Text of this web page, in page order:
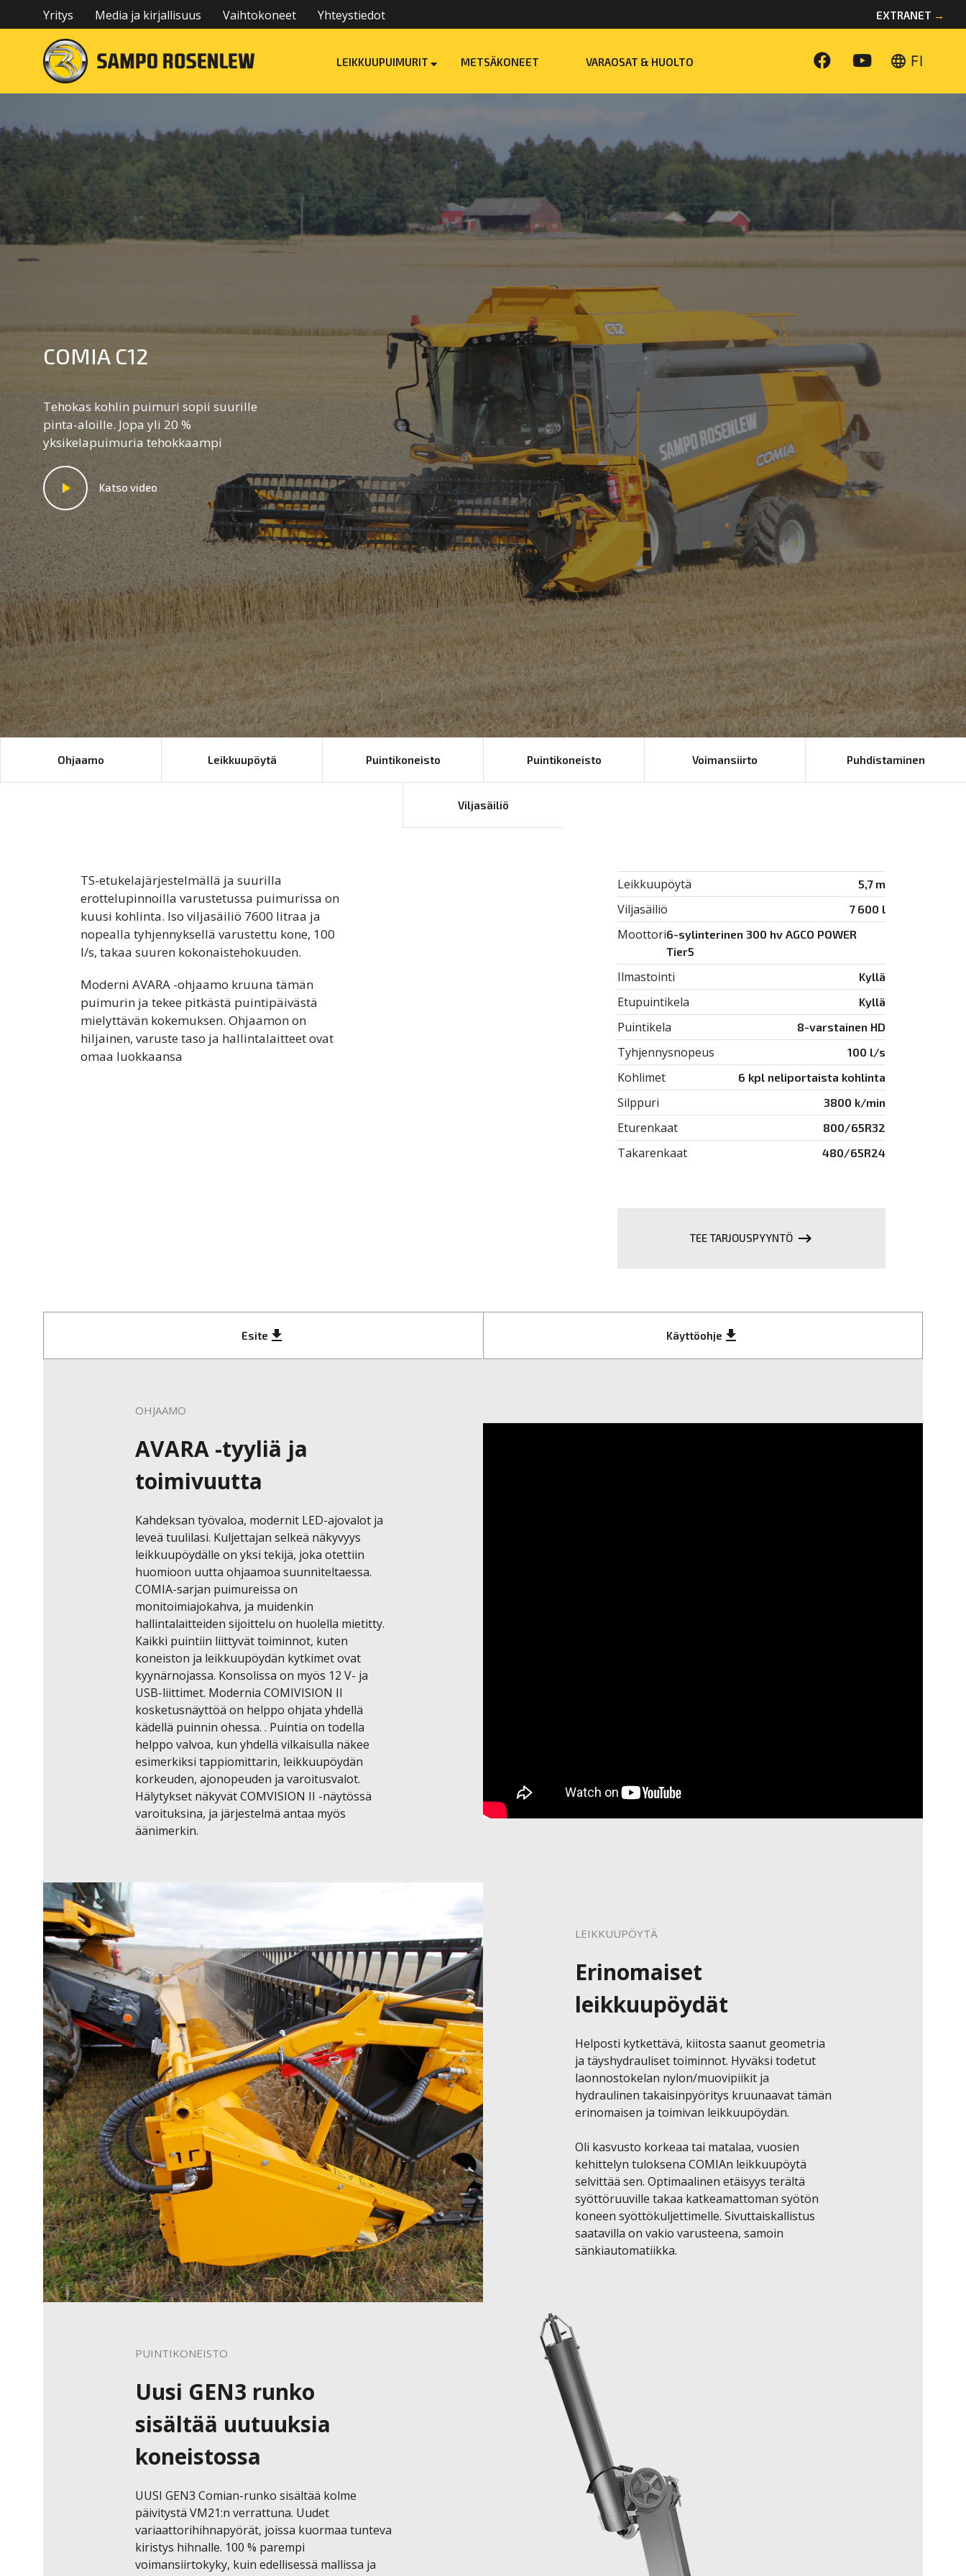
Yritys Media ja kirjallisuus Vaihtokoneet Yhteystiedot EXTRANET →
LEIKKUUPUIMURIT METSÄKONEET VARAOSAT & HUOLTO language FI
COMIA C12
Tehokas kohlin puimuri sopii suurille
pinta-aloille. Jopa yli 20 %
yksikelapuimuria tehokkaampi
Katso video
Ohjaamo Leikkuupöytä Puintikoneisto Puintikoneisto Voimansiirto Puhdistaminen
Viljasäiliö
TS-etukelajärjestelmällä ja suurilla
erottelupinnoilla varustetussa puimurissa on
kuusi kohlinta. Iso viljasäiliö 7600 litraa ja
nopealla tyhjennyksellä varustettu kone, 100
l/s, takaa suuren kokonaistehokuuden.
Moderni AVARA -ohjaamo kruuna tämän
puimurin ja tekee pitkästä puintipäivästä
mielyttävän kokemuksen. Ohjaamon on
hiljainen, varuste taso ja hallintalaitteet ovat
omaa luokkaansa
Leikkuupöytä 5,7 m
Viljasäiliö 7 600 l
Moottori6-sylinterinen 300 hv AGCO POWER
Tier5
Ilmastointi Kyllä
Etupuintikela Kyllä
Puintikela 8-varstainen HD
Tyhjennysnopeus 100 l/s
Kohlimet 6 kpl neliportaista kohlinta
Silppuri 3800 k/min
Eturenkaat 800/65R32
Takarenkaat 480/65R24
TEE TARJOUSPYYNTÖ keyboard_backspace
Esite get_app Käyttöohje get_app
OHJAAMO
AVARA -tyyliä ja
toimivuutta
Kahdeksan työvaloa, modernit LED-ajovalot ja
leveä tuulilasi. Kuljettajan selkeä näkyvyys
leikkuupöydälle on yksi tekijä, joka otettiin
huomioon uutta ohjaamoa suunniteltaessa.
COMIA-sarjan puimureissa on
monitoimiajokahva, ja muidenkin
hallintalaitteiden sijoittelu on huolella mietitty.
Kaikki puintiin liittyvät toiminnot, kuten
koneiston ja leikkuupöydän kytkimet ovat
kyynärnojassa. Konsolissa on myös 12 V- ja
USB-liittimet. Modernia COMIVISION II
kosketusnäyttöä on helppo ohjata yhdellä
kädellä puinnin ohessa. . Puintia on todella
helppo valvoa, kun yhdellä vilkaisulla näkee
esimerkiksi tappiomittarin, leikkuupöydän
korkeuden, ajonopeuden ja varoitusvalot.
Hälytykset näkyvät COMVISION II -näytössä
varoituksina, ja järjestelmä antaa myös
äänimerkin.
LEIKKUUPÖYTÄ
Erinomaiset
leikkuupöydät
Helposti kytkettävä, kiitosta saanut geometria
ja täyshydrauliset toiminnot. Hyväksi todetut
laonnostokelan nylon/muovipiikit ja
hydraulinen takaisinpyöritys kruunaavat tämän
erinomaisen ja toimivan leikkuupöydän.
Oli kasvusto korkeaa tai matalaa, vuosien
kehittelyn tuloksena COMIAn leikkuupöytä
selvittää sen. Optimaalinen etäisyys terältä
syöttöruuville takaa katkeamattoman syötön
koneen syöttökuljettimelle. Sivuttaiskallistus
saatavilla on vakio varusteena, samoin
sänkiautomatiikka.
PUINTIKONEISTO
Uusi GEN3 runko
sisältää uutuuksia
koneistossa
UUSI GEN3 Comian-runko sisältää kolme
päivitystä VM21:n verrattuna. Uudet
variaattorihihnapyörät, joissa kuormaa tunteva
kiristys hihnalle. 100 % parempi
voimansiirtokyky, kuin edellisessä mallissa ja